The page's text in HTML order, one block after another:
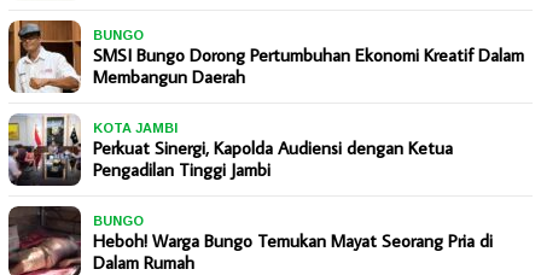
BUNGO
SMSI Bungo Dorong Pertumbuhan Ekonomi Kreatif Dalam
Membangun Daerah
KOTA JAMBI
Perkuat Sinergi, Kapolda Audiensi dengan Ketua
Pengadilan Tinggi Jambi
BUNGO
Heboh! Warga Bungo Temukan Mayat Seorang Pria di
Dalam Rumah